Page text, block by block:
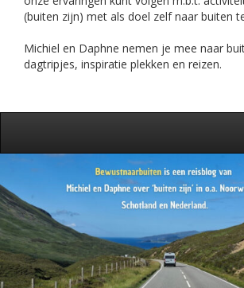
(buiten zijn) met als doel zelf naar buiten
Michiel en Daphne nemen je mee naar
dagtripjes, inspiratie plekken en reizen.